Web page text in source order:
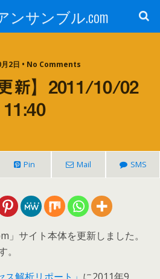
ンサンブル.com
月2日 • No Comments
新】2011/10/02
11:40
Pin Mail SMS
」サイト本体を更新しました。